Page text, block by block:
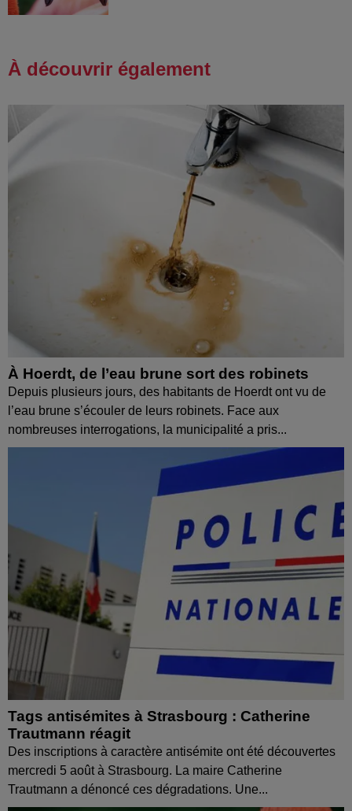
À découvrir également
À Hoerdt, de l’eau brune sort des robinets
Depuis plusieurs jours, des habitants de Hoerdt ont vu de
l’eau brune s’écouler de leurs robinets. Face aux
nombreuses interrogations, la municipalité a pris...
Tags antisémites à Strasbourg : Catherine
Trautmann réagit
Des inscriptions à caractère antisémite ont été découvertes
mercredi 5 août à Strasbourg. La maire Catherine
Trautmann a dénoncé ces dégradations. Une...